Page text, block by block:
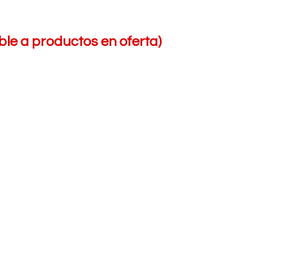
a productos en oferta)